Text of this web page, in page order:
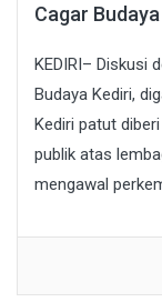
Cagar
KEDIRI– Diskusi
Budaya Kediri,
Kediri patut
publik atas
mengawal